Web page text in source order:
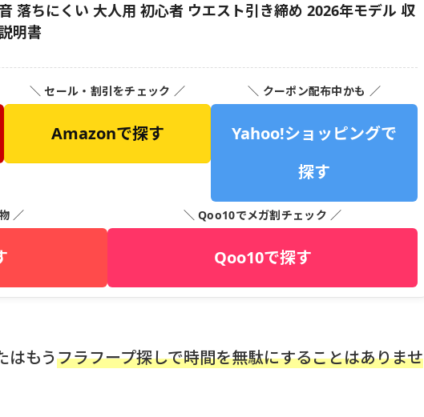
落ちにくい 大人用 初心者 ウエスト引き締め 2026年モデル 収
明書
＼ セール・割引をチェック ／
Amazonで探す
＼ クーポン配布中かも ／
Yahoo!ショッピングで
探す
／ ＼ Qoo10でメガ割チェック ／
Qoo10で探す
はもうフラフープ探しで時間を無駄にすることはありませ